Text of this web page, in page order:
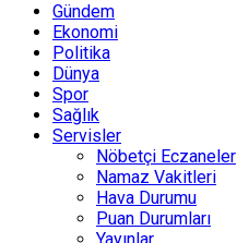
Gündem
Ekonomi
Politika
Dünya
Spor
Sağlık
Servisler
Nöbetçi Eczaneler
Namaz Vakitleri
Hava Durumu
Puan Durumları